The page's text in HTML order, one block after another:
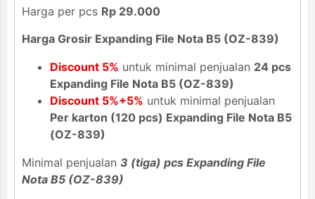
Harga per pcs Rp 29.000
Harga Grosir Expanding File Nota B5 (OZ-839)
Discount 5% untuk minimal penjualan 24 pcs
Expanding File Nota B5 (OZ-839)
Discount 5%+5% untuk minimal penjualan
Per karton (120 pcs) Expanding File Nota B5
(OZ-839)
Minimal penjualan 3 (tiga) pcs Expanding File
Nota B5 (OZ-839)